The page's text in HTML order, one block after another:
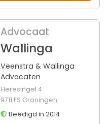
Advocaat
Wallinga
Veenstra & Wallinga
Advocaten
Heresingel 4
9711 ES Groningen
Beëdigd in 2014